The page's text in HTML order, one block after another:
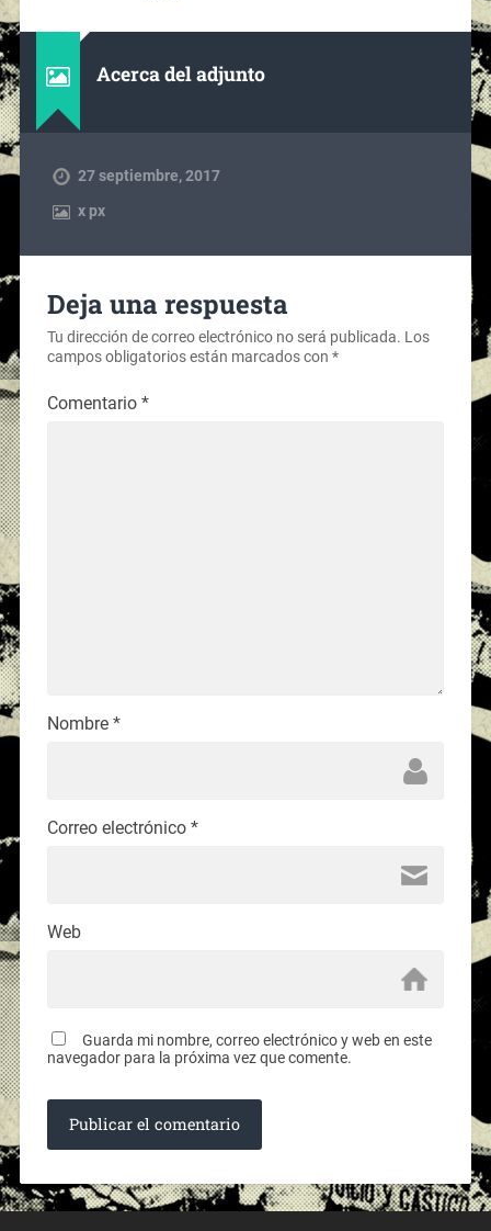
Acerca del adjunto
27 septiembre, 2017
xpx
Deja una respuesta
Tu dirección de correo electrónico no será publicada. Los
campos obligatorios están marcados con *
Comentario *
Nombre *
Correo electrónico *
Web
Guarda mi nombre, correo electrónico y web en este
navegador para la próxima vez que comente.